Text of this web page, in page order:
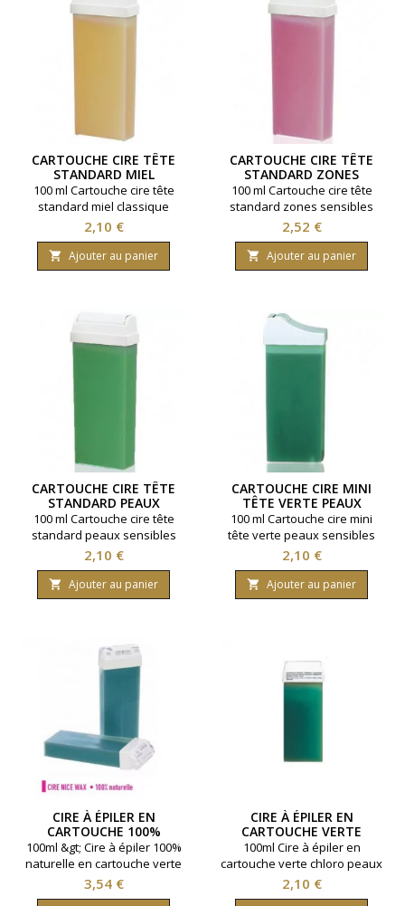
CARTOUCHE CIRE TÊTE
STANDARD MIEL
CLASSIQUE
100 ml Cartouche cire tête
standard miel classique
Prix
2,10 €
 Ajouter au panier
CARTOUCHE CIRE TÊTE
STANDARD ZONES
SENSIBLES
100 ml Cartouche cire tête
standard zones sensibles
Prix
2,52 €
 Ajouter au panier
CARTOUCHE CIRE TÊTE
STANDARD PEAUX
SENSIBLES
100 ml Cartouche cire tête
standard peaux sensibles
Prix
2,10 €
 Ajouter au panier
CARTOUCHE CIRE MINI
TÊTE VERTE PEAUX
SENSIBLES
100 ml Cartouche cire mini
tête verte peaux sensibles
Prix
2,10 €
 Ajouter au panier
CIRE À ÉPILER EN
CARTOUCHE 100%
NATURELLE VERTE PEAUX
SENSIBLES POILS
100ml &gt; Cire à épiler 100%
naturelle en cartouche verte
pour peaux sensibles et poils
difficilles. Cartouche tête
Prix
3,54 €
CIRE À ÉPILER EN
CARTOUCHE VERTE
CHLORO PEAUX SENSIBLES
100ml Cire à épiler en
cartouche verte chloro peaux
sensibles. Cartouche tête
large standard
Prix
2,10 €